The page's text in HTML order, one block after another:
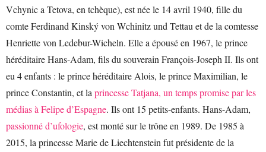
Vchynic a Tetova, en tchèque), est née le 14 avril 1940, fille du
comte Ferdinand Kinský von Wchinitz und Tettau et de la comtesse
Henriette von Ledebur-Wicheln. Elle a épousé en 1967, le prince
héréditaire Hans-Adam, fils du souverain François-Joseph II. Ils ont
eu 4 enfants : le prince héréditaire Alois, le prince Maximilian, le
prince Constantin, et la princesse Tatjana, un temps promise par les
médias à Felipe d’Espagne. Ils ont 15 petits-enfants. Hans-Adam,
passionné d’ufologie, est monté sur le trône en 1989. De 1985 à
2015, la princesse Marie de Liechtenstein fut présidente de la